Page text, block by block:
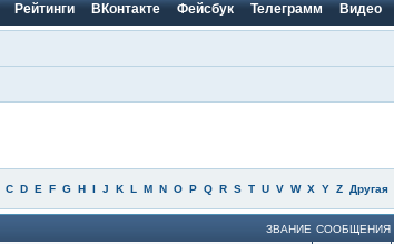
Рейтинги ВКонтакте Фейсбук Телеграмм Видео
C D E F G H I J K L M N O P Q R S T U V W X Y Z Другая
ЗВАНИЕ СООБЩЕНИЯ